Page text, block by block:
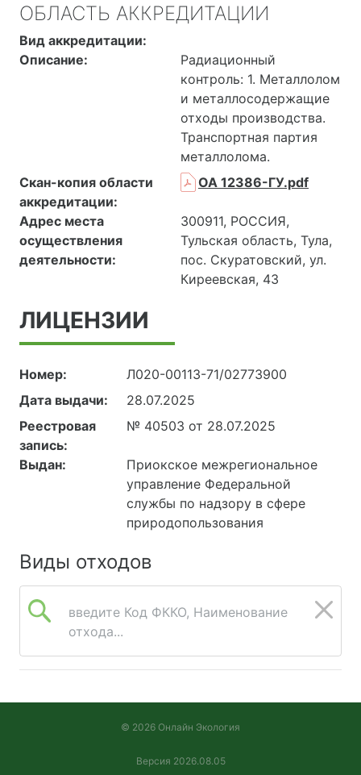
ОБЛАСТЬ АККРЕДИТАЦИИ
Вид аккредитации:
Описание:
Радиационный
контроль: 1. Металлолом
и металлосодержащие
отходы производства.
Транспортная партия
металлолома.
Скан-копия области
аккредитации:
ОА 12386-ГУ.pdf
Адрес места
осуществления
деятельности:
300911, РОССИЯ,
Тульская область, Тула,
пос. Скуратовский, ул.
Киреевская, 43
ЛИЦЕНЗИИ
Номер:
Л020-00113-71/02773900
Дата выдачи:
28.07.2025
Реестровая
запись:
№ 40503 от 28.07.2025
Выдан:
Приокское межрегиональное
управление Федеральной
службы по надзору в сфере
природопользования
Виды отходов
введите Код ФККО, Наименование
отхода...
© 2026 Онлайн Экология
Версия 2026.08.05